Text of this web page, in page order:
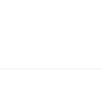
tener algún
podía hacerlo yo